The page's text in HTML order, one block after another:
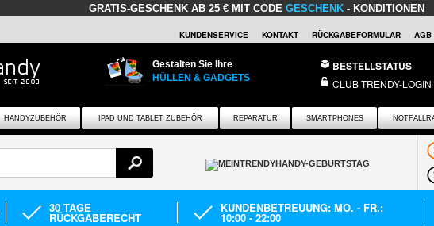
GRATIS-GESCHENK AB 25 € MIT CODE GESCHENK- KONDITIONEN
KUNDENSERVICE KONTAKT RÜCKGABEFORMULAR AGB
Gestalten Sie Ihre
HÜLLEN & GADGETS
BESTELLSTATUS
CLUB TRENDY-LOGIN
HANDYZUBEHÖR IPAD UND TABLET ZUBEHÖR REPARATUR SMARTPHONES
30 TAGE
RÜCKGABERECHT
KUNDENBETREUUNG: MO. - FR.:
10:00 - 22:00